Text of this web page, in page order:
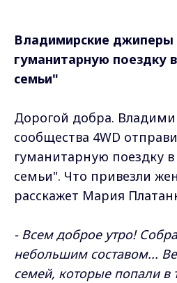
Владимирские джиперы
гуманитарную поездку
семьи"
Дорогой добра.
сообщества 4WD
гуманитарную поездку
семьи". Что привезли
расскажет Мария
- Всем доброе утро!
небольшим составом...
семей, которые попали в